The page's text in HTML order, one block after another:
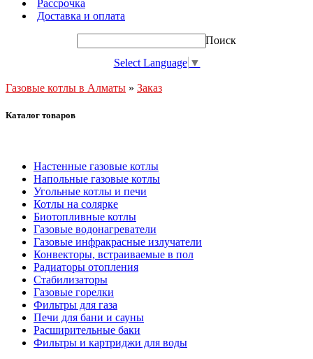
Рассрочка
Доставка и оплата
Поиск
Select Language ▼
Газовые котлы в Алматы » Заказ
Каталог товаров
Настенные газовые котлы
Напольные газовые котлы
Угольные котлы и печи
Котлы на солярке
Биотопливные котлы
Газовые водонагреватели
Газовые инфракрасные излучатели
Конвекторы, встраиваемые в пол
Радиаторы отопления
Стабилизаторы
Газовые горелки
Фильтры для газа
Печи для бани и сауны
Расширительные баки
Фильтры и картриджи для воды